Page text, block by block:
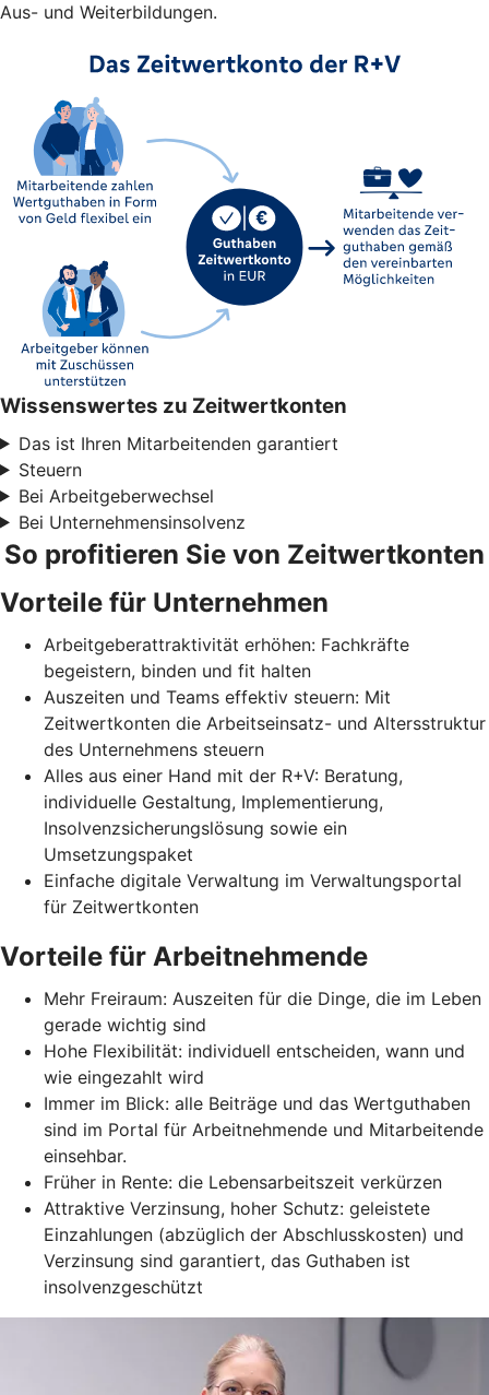
Aus- und Weiterbildungen.
Wissenswertes zu Zeitwertkonten
Das ist Ihren Mitarbeitenden garantiert
Steuern
Bei Arbeitgeberwechsel
Bei Unternehmensinsolvenz
So profitieren Sie von Zeitwertkonten
Vorteile für Unternehmen
Arbeitgeberattraktivität erhöhen: Fachkräfte
begeistern, binden und fit halten
Auszeiten und Teams effektiv steuern: Mit
Zeitwertkonten die Arbeitseinsatz- und Altersstruktur
des Unternehmens steuern
Alles aus einer Hand mit der R+V: Beratung,
individuelle Gestaltung, Implementierung,
Insolvenzsicherungslösung sowie ein
Umsetzungspaket
Einfache digitale Verwaltung im Verwaltungsportal
für Zeitwertkonten
Vorteile für Arbeitnehmende
Mehr Freiraum: Auszeiten für die Dinge, die im Leben
gerade wichtig sind
Hohe Flexibilität: individuell entscheiden, wann und
wie eingezahlt wird
Immer im Blick: alle Beiträge und das Wertguthaben
sind im Portal für Arbeitnehmende und Mitarbeitende
einsehbar.
Früher in Rente: die Lebensarbeitszeit verkürzen
Attraktive Verzinsung, hoher Schutz: geleistete
Einzahlungen (abzüglich der Abschlusskosten) und
Verzinsung sind garantiert, das Guthaben ist
insolvenzgeschützt